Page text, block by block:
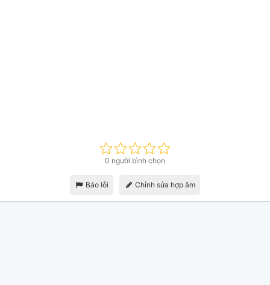
0 người bình chọn
Báo lỗi Chỉnh sửa hợp âm